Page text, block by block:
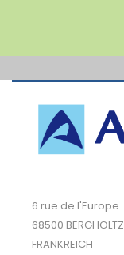
6 rue de l'Europe
68500 BERGHOLTZ
FRANKREICH